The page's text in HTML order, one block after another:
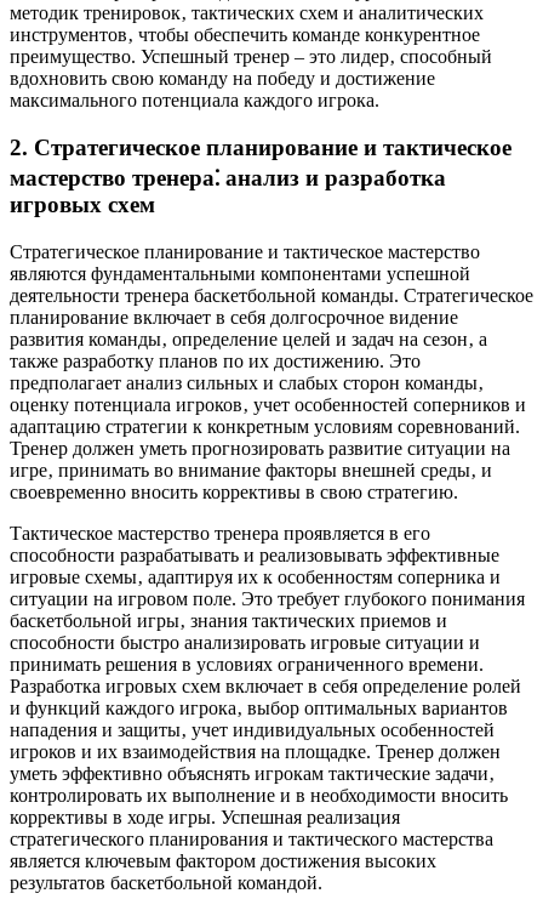
методик тренировок‚ тактических схем и аналитических
инструментов‚ чтобы обеспечить команде конкурентное
преимущество. Успешный тренер – это лидер‚ способный
вдохновить свою команду на победу и достижение
максимального потенциала каждого игрока.
2. Стратегическое планирование и тактическое
мастерство тренера⁚ анализ и разработка
игровых схем
Стратегическое планирование и тактическое мастерство
являются фундаментальными компонентами успешной
деятельности тренера баскетбольной команды. Стратегическое
планирование включает в себя долгосрочное видение
развития команды‚ определение целей и задач на сезон‚ а
также разработку планов по их достижению. Это
предполагает анализ сильных и слабых сторон команды‚
оценку потенциала игроков‚ учет особенностей соперников и
адаптацию стратегии к конкретным условиям соревнований.
Тренер должен уметь прогнозировать развитие ситуации на
игре‚ принимать во внимание факторы внешней среды‚ и
своевременно вносить коррективы в свою стратегию.
Тактическое мастерство тренера проявляется в его
способности разрабатывать и реализовывать эффективные
игровые схемы‚ адаптируя их к особенностям соперника и
ситуации на игровом поле. Это требует глубокого понимания
баскетбольной игры‚ знания тактических приемов и
способности быстро анализировать игровые ситуации и
принимать решения в условиях ограниченного времени.
Разработка игровых схем включает в себя определение ролей
и функций каждого игрока‚ выбор оптимальных вариантов
нападения и защиты‚ учет индивидуальных особенностей
игроков и их взаимодействия на площадке. Тренер должен
уметь эффективно объяснять игрокам тактические задачи‚
контролировать их выполнение и в необходимости вносить
коррективы в ходе игры. Успешная реализация
стратегического планирования и тактического мастерства
является ключевым фактором достижения высоких
результатов баскетбольной командой.